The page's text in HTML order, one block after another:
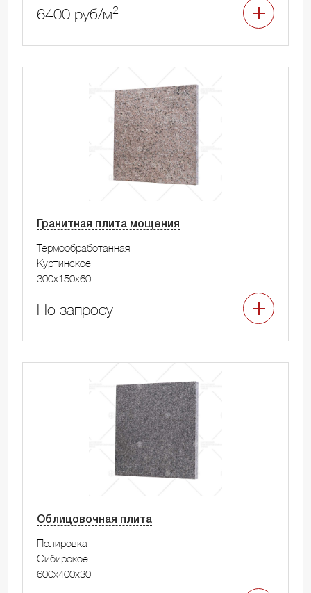
6400 руб/м2
Гранитная плита мощения
Термообработанная
Куртинское
300x150x60
По запросу
Облицовочная плита
Полировка
Сибирское
600x400x30